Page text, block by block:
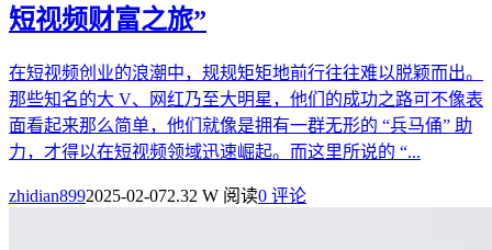
短视频财富之旅”
在短视频创业的浪潮中，规规矩矩地前行往往难以脱颖而出。
那些知名的大 V、网红乃至大明星，他们的成功之路可不像表
面看起来那么简单，他们就像是拥有一群无形的 “兵马俑” 助
力，才得以在短视频领域迅速崛起。而这里所说的 “...
zhidian8992025-02-072.32 W 阅读0 评论